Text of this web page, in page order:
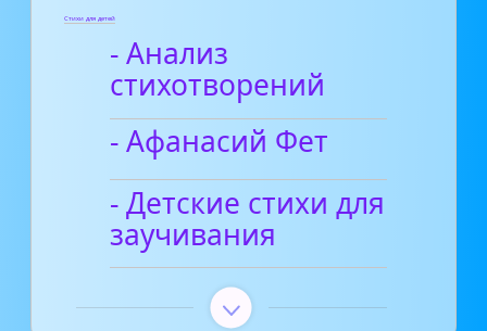
Стихи для детей
- Анализ
стихотворений
- Афанасий Фет
- Детские стихи для
заучивания